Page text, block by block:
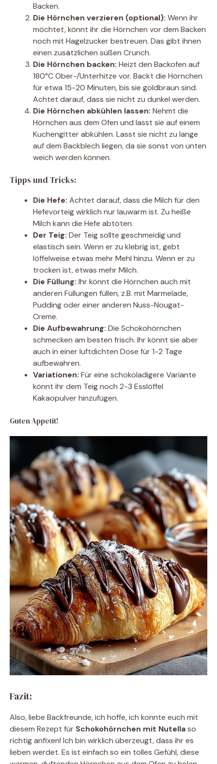
Backen.
Die Hörnchen verzieren (optional): Wenn ihr
möchtet, könnt ihr die Hörnchen vor dem Backen
noch mit Hagelzucker bestreuen. Das gibt ihnen
einen zusätzlichen süßen Crunch.
Die Hörnchen backen: Heizt den Backofen auf
180°C Ober-/Unterhitze vor. Backt die Hörnchen
für etwa 15-20 Minuten, bis sie goldbraun sind.
Achtet darauf, dass sie nicht zu dunkel werden.
Die Hörnchen abkühlen lassen: Nehmt die
Hörnchen aus dem Ofen und lasst sie auf einem
Kuchengitter abkühlen. Lasst sie nicht zu lange
auf dem Backblech liegen, da sie sonst von unten
weich werden können.
Tipps und Tricks:
Die Hefe: Achtet darauf, dass die Milch für den
Hefevorteig wirklich nur lauwarm ist. Zu heiße
Milch kann die Hefe abtöten.
Der Teig: Der Teig sollte geschmeidig und
elastisch sein. Wenn er zu klebrig ist, gebt
löffelweise etwas mehr Mehl hinzu. Wenn er zu
trocken ist, etwas mehr Milch.
Die Füllung: Ihr könnt die Hörnchen auch mit
anderen Füllungen füllen, z.B. mit Marmelade,
Pudding oder einer anderen Nuss-Nougat-
Creme.
Die Aufbewahrung: Die Schokohörnchen
schmecken am besten frisch. Ihr könnt sie aber
auch in einer luftdichten Dose für 1-2 Tage
aufbewahren.
Variationen: Für eine schokoladigere Variante
könnt ihr dem Teig noch 2-3 Esslöffel
Kakaopulver hinzufügen.
Guten Appetit!
Fazit:
Also, liebe Backfreunde, ich hoffe, ich konnte euch mit
diesem Rezept für Schokohörnchen mit Nutellaso
richtig anfixen! Ich bin wirklich überzeugt, dass ihr es
lieben werdet. Es ist einfach so ein tolles Gefühl, diese